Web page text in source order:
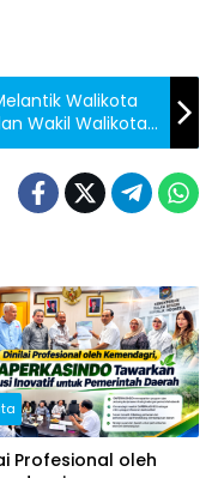
Walikota
Wakil Walikota
Profesional oleh